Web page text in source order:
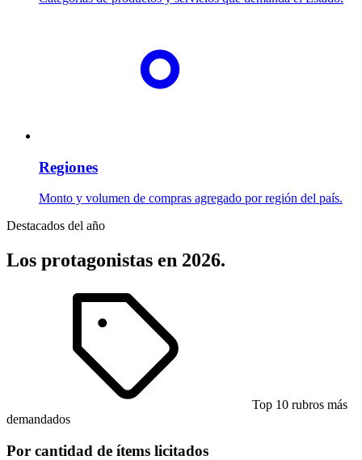
Regiones
Monto y volumen de compras agregado por región del país.
Destacados del año
Los protagonistas en 2026.
Top 10 rubros más
demandados
Por cantidad de ítems licitados